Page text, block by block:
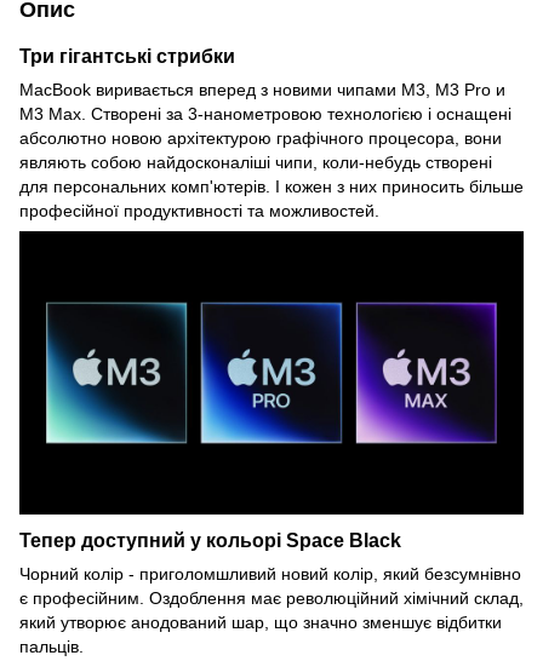
Опис
Три гігантські стрибки
MacBook виривається вперед з новими чипами M3, M3 Pro и
M3 Max. Створені за 3-нанометровою технологією і оснащені
абсолютно новою архітектурою графічного процесора, вони
являють собою найдосконаліші чипи, коли-небудь створені
для персональних комп'ютерів. І кожен з них приносить більше
професійної продуктивності та можливостей.
Тепер доступний у кольорі Space Black
Чорний колір - приголомшливий новий колір, який безсумнівно
є професійним. Оздоблення має революційний хімічний склад,
який утворює анодований шар, що значно зменшує відбитки
пальців.